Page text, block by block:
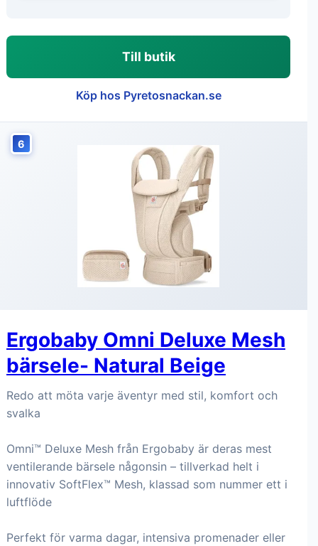
Till butik
Köp hos Pyretosnackan.se
6
Ergobaby Omni Deluxe Mesh
bärsele- Natural Beige
Redo att möta varje äventyr med stil, komfort och
svalka
Omni™ Deluxe Mesh från Ergobaby är deras mest
ventilerande bärsele någonsin – tillverkad helt i
innovativ SoftFlex™ Mesh, klassad som nummer ett i
luftflöde
Perfekt för varma dagar, intensiva promenader eller